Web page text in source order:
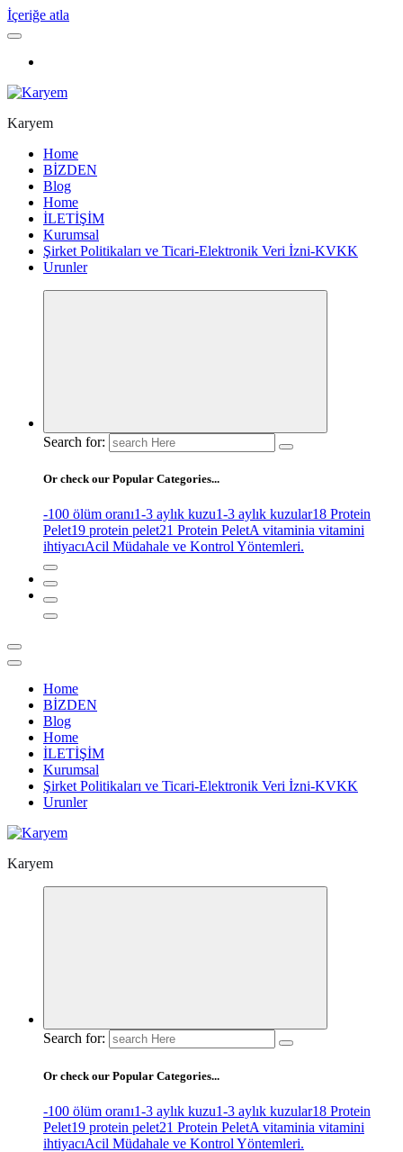
İçeriğe atla
Karyem
Home
BİZDEN
Blog
Home
İLETİŞİM
Kurumsal
Şirket Politikaları ve Ticari-Elektronik Veri İzni-KVKK
Urunler
Search for:
Or check our Popular Categories...
-100 ölüm oranı1-3 aylık kuzu1-3 aylık kuzular18 Protein
Pelet19 protein pelet21 Protein PeletA vitaminia vitamini
ihtiyacıAcil Müdahale ve Kontrol Yöntemleri.
Home
BİZDEN
Blog
Home
İLETİŞİM
Kurumsal
Şirket Politikaları ve Ticari-Elektronik Veri İzni-KVKK
Urunler
Karyem
Search for:
Or check our Popular Categories...
-100 ölüm oranı1-3 aylık kuzu1-3 aylık kuzular18 Protein
Pelet19 protein pelet21 Protein PeletA vitaminia vitamini
ihtiyacıAcil Müdahale ve Kontrol Yöntemleri.